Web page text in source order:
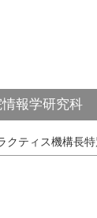
報学研究科
ティス機構長